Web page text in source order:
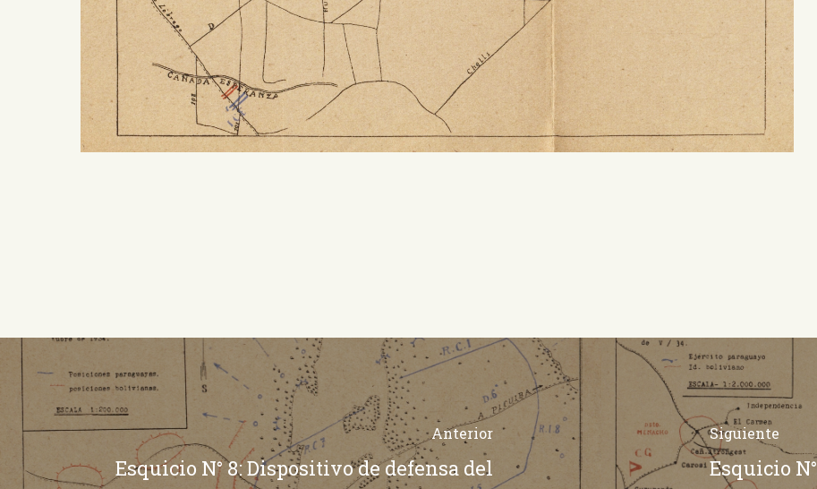
Anterior
Esquicio N° 8: Dispositivo de defensa del
Siguiente
Esquicio